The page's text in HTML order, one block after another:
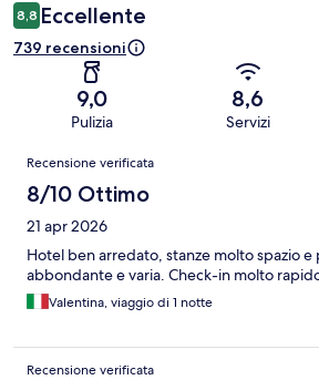
8,8 Eccellente
739 recensioni
9,0
Pulizia
8,6
Servizi
Recensioni
Recensione verificata
8/10 Ottimo
21 apr 2026
Hotel ben arredato, stanze molto spazio e
abbondante e varia. Check-in molto
Valentina, viaggio di 1 notte
Recensione verificata